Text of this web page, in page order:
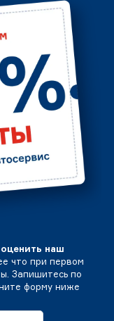
оценить наш
что при первом
Запишитесь по
форму ниже